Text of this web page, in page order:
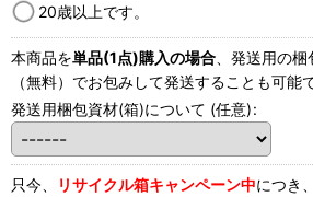
20歳以上です。
本商品を単品(1点)購入の場合 、発送用の
（無料）でお包みして発送することも可能
発送用梱包資材(箱)について (任意):
只今、 リサイクル箱キャンペーン中につき